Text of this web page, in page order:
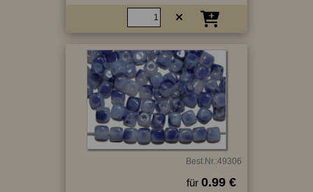
Best.Nr.:49306
für 0.99 €